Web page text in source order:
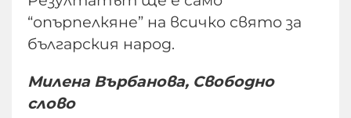
“опърпелкяне” на всичко свято за
българския народ.
Милена Върбанова, Свободно
слово